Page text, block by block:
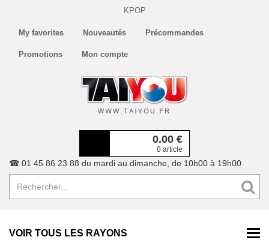
KPOP
My favorites Nouveautés Précommandes
Promotions Mon compte
0.00 €
0 article
☎ 01 45 86 23 88 du mardi au dimanche, de 10h00 à 19h00
VOIR TOUS LES RAYONS